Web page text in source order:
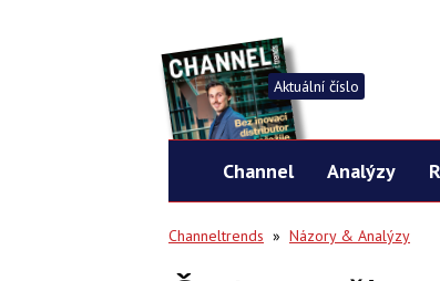
Aktuální číslo
Channel Analýzy
Channeltrends » Názory & Analýzy